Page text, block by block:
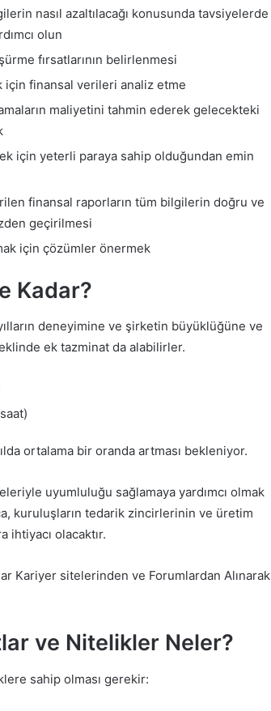
nasıl azaltılacağı konusunda tavsiyelerde
olun
fırsatlarının belirlenmesi
için finansal verileri analiz etme
maliyetini tahmin ederek gelecekteki
için yeterli paraya sahip olduğundan emin
finansal raporların tüm bilgilerin doğru ve
geçirilmesi
için çözümler önermek
Kadar?
deneyimine ve şirketin büyüklüğüne ve
ek tazminat da alabilirler.
ortalama bir oranda artması bekleniyor.
uyumluluğu sağlamaya yardımcı olmak
kuruluşların tedarik zincirlerinin ve üretim
olacaktır.
Kariyer sitelerinden ve Forumlardan Alınarak
ve Nitelikler Neler?
sahip olması gerekir: